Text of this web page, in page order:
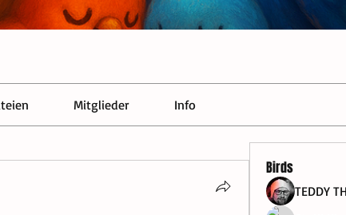
Mitglieder Info
Birds
TEDDY